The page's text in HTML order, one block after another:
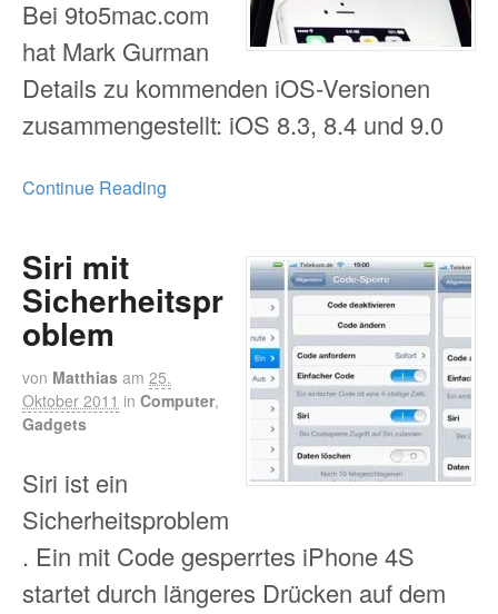
Bei 9to5mac.com
hat Mark Gurman
Details zu kommenden iOS-Versionen
zusammengestellt: iOS 8.3, 8.4 und 9.0
Continue Reading
Siri mit
Sicherheitspr
oblem
von Matthias am 25.
Oktober 2011 in Computer,
Gadgets
Siri ist ein
Sicherheitsproblem
. Ein mit Code gesperrtes iPhone 4S
startet durch längeres Drücken auf dem